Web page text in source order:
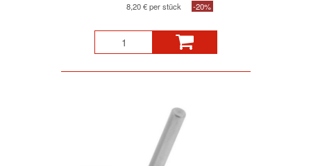
8,20 € per stück -20%